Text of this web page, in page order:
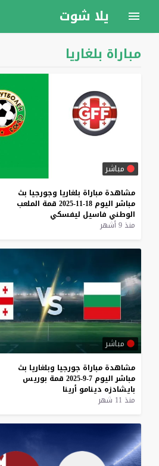
يلا شوت
مباراة بلغاريا
مباشر
مشاهدة مباراة بلغاريا وجورجيا بث
مباشر اليوم 18-11-2025 قمة الملعب
الوطني فاسيل ليفسكي
منذ 9 أشهر
مباشر
مشاهدة مباراة جورجيا وبلغاريا بث
مباشر اليوم 7-9-2025 قمة بوريس
بايشادزه دينامو أرينا
منذ 11 شهر